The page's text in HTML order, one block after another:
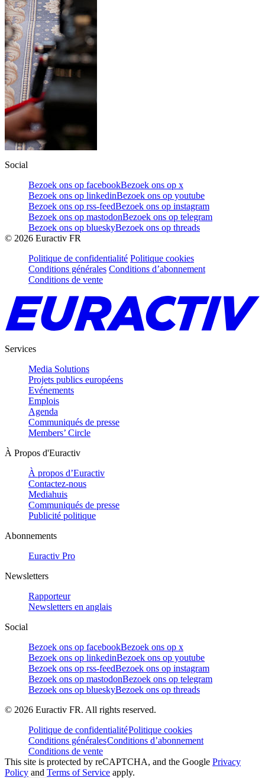
Social
Bezoek ons op facebookBezoek ons op x
Bezoek ons op linkedinBezoek ons op youtube
Bezoek ons op rss-feedBezoek ons op instagram
Bezoek ons op mastodonBezoek ons op telegram
Bezoek ons op blueskyBezoek ons op threads
© 2026 Euractiv FR
Politique de confidentialité Politique cookies
Conditions générales Conditions d’abonnement
Conditions de vente
Services
Media Solutions
Projets publics européens
Evénements
Emplois
Agenda
Communiqués de presse
Members’ Circle
À Propos d'Euractiv
À propos d’Euractiv
Contactez-nous
Mediahuis
Communiqués de presse
Publicité politique
Abonnements
Euractiv Pro
Newsletters
Rapporteur
Newsletters en anglais
Social
Bezoek ons op facebookBezoek ons op x
Bezoek ons op linkedinBezoek ons op youtube
Bezoek ons op rss-feedBezoek ons op instagram
Bezoek ons op mastodonBezoek ons op telegram
Bezoek ons op blueskyBezoek ons op threads
© 2026 Euractiv FR. All rights reserved.
Politique de confidentialitéPolitique cookies
Conditions généralesConditions d’abonnement
Conditions de vente
This site is protected by reCAPTCHA, and the Google Privacy
Policy and Terms of Service apply.